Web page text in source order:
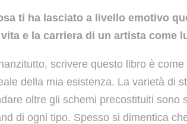
ti ha lasciato a livello emotivo
e la carriera di un artista come
scrivere questo libro è
della mia esistenza. La varietà di
oltre gli schemi precostituiti sono
di ogni tipo. Spesso si dimentica